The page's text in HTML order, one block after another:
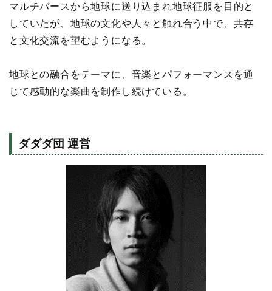
マルチバースから地球に送り込まれ地球征服を目的と
していたが、地球の文化や人々と触れ合う中で、共存
と文化交流を望むようになる。
地球との融合をテーマに、音楽とパフォーマンスを通
じて感動的な楽曲を制作し続けている。
ダダダ団 運営